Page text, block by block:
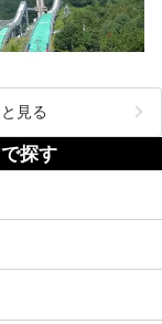
見る
探す